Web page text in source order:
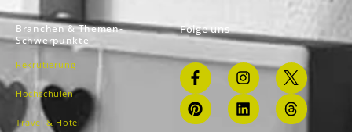
Branchen & Themen-
Schwerpunkte
Rekrutierung
Hochschulen
Travel & Hotel
Folge uns